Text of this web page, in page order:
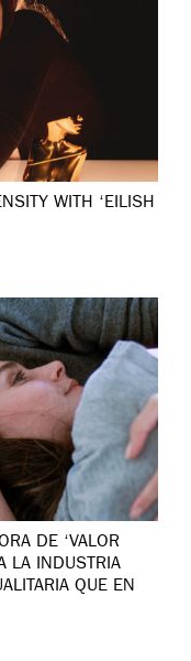
WITH ‘EILISH
DE ‘VALOR
LA INDUSTRIA
QUE EN